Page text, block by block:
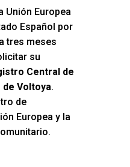
Unión Europea
Español por
tres meses
su
Central de
Voltoya.
de
Europea y la